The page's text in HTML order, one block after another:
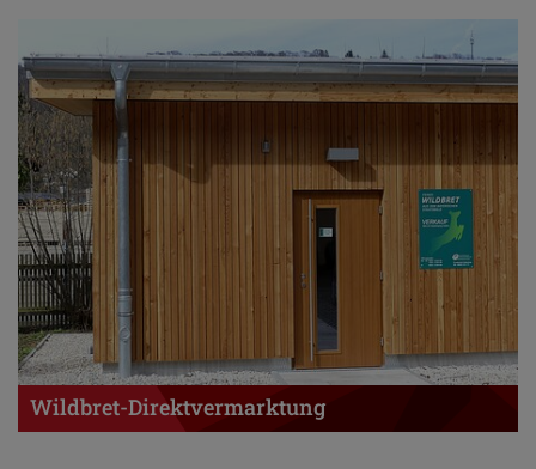
Wildbret-Direktvermarktung